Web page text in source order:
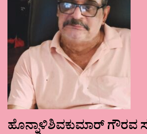
ಹೊನ್ನಾಳಿಶಿವಕುಮಾರ್ ಗೌರವ